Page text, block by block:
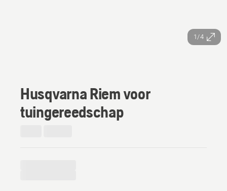
1/4
Husqvarna Riem voor
tuingereedschap